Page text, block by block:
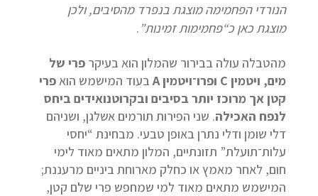
הנורדי הפחמימה מוצגת בנפרד מהסיבים, ולכן
מוצגת כאן כ“פחמימות זמינות”
.
מהטבלה עולה בבירור שהמלון הוא בעיקר פרי של
מים, ויטמין
ופרו־ויטמיןA בעוד המישמש הואפרי
קטן אך מרוכז יותר בסיבים ובקרוטנואידים ביחס
לנפח האכילה. שני הפירות תורמים אשלגן, ושניהם
דלי שומן ודלי נתרן באופן טבעי. מבחינת “יחסי
עלות־תועלת” תזונתיים, המלון מתאים מאוד לימי
חום, לאחר מאמץ או כחלק מארוחת ביניים מרעננת;
המישמש מתאים מאוד למי שמחפש פרי שלם קטן,